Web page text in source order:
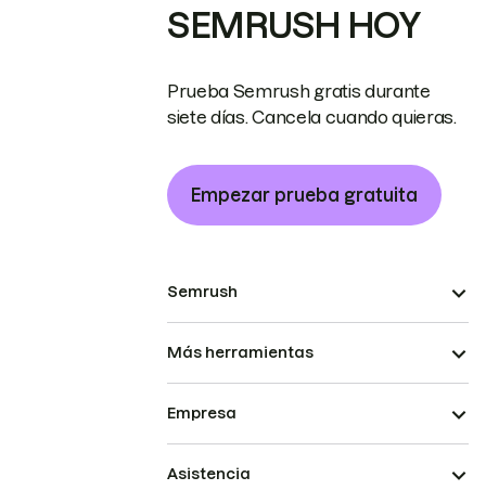
SEMRUSH HOY
Prueba Semrush gratis durante
siete días. Cancela cuando quieras.
Empezar prueba gratuita
Semrush
Más herramientas
Empresa
Asistencia